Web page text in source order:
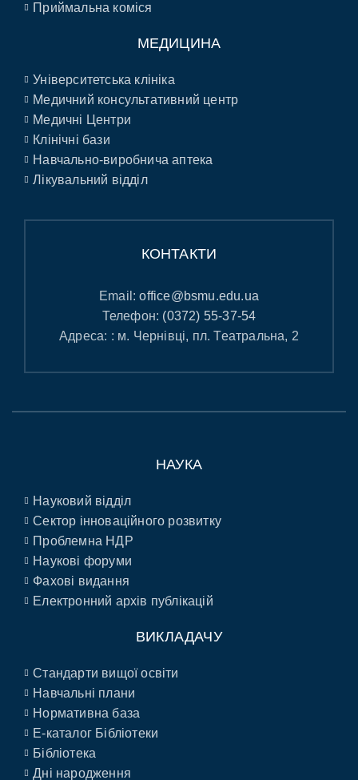
Приймальна коміся
МЕДИЦИНА
Університетська клініка
Медичний консультативний центр
Медичні Центри
Клінічні бази
Навчально-виробнича аптека
Лікувальний відділ
КОНТАКТИ
Email:office@bsmu.edu.ua
Телефон: (0372) 55-37-54
Адреса: : м. Чернівці, пл. Театральна, 2
НАУКА
Науковий відділ
Сектор інноваційного розвитку
Проблемна НДР
Наукові форуми
Фахові видання
Електронний архів публікацій
ВИКЛАДАЧУ
Стандарти вищої освіти
Навчальні плани
Нормативна база
E-каталог Бібліотеки
Бібліотека
Дні народження